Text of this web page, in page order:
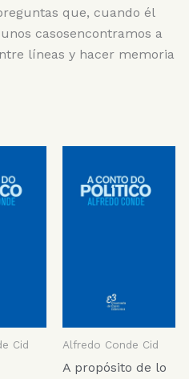
que, cuando él
casosencontramos a
líneas y hacer memoria
Cid Alfredo Conde Cid
A propósito de lo